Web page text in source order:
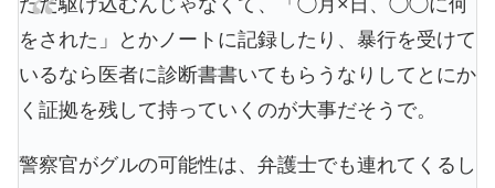
をされた」とかノートに記録したり、暴行を受けて
いるなら医者に診断書書いてもらうなりしてとにか
く証拠を残して持っていくのが大事だそうで。
警察官がグルの可能性は、弁護士でも連れてくるし